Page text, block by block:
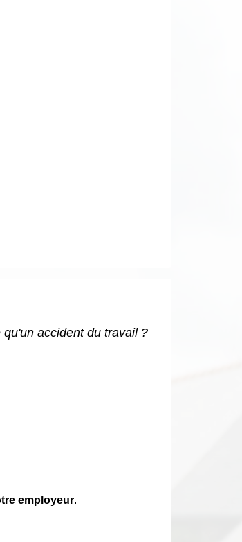
qu'un accident du travail ?
employeur.